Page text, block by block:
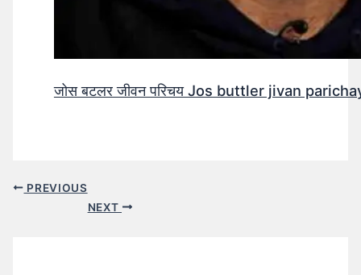
जोस बटलर जीवन परिचय Jos buttler jivan
PREVIOUS
NEXT